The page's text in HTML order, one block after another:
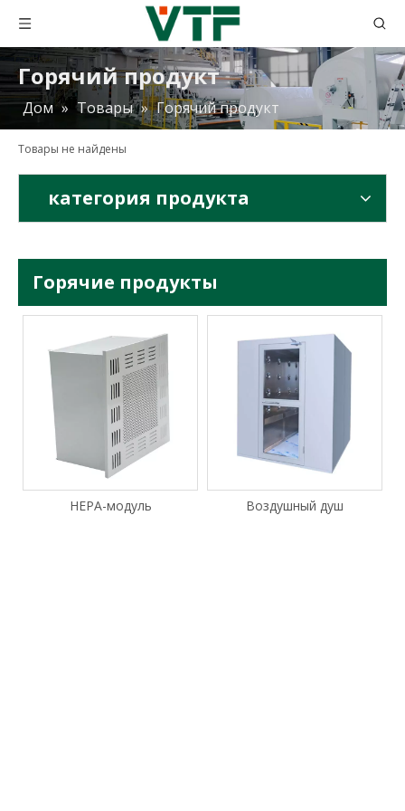
Горячий продукт
Дом » Товары » Горячий продукт
Товары не найдены
категория продукта
Горячие продукты
НЕРА-модуль Воздушный душ